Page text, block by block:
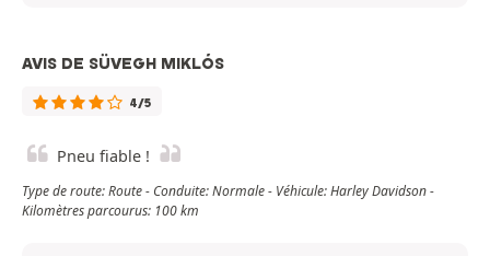
AVIS DE SÜVEGH MIKLÓS
4/5
Pneu fiable !
Type de route: Route - Conduite: Normale - Véhicule: Harley Davidson -
Kilomètres parcourus: 100 km